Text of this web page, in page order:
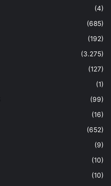
(4)
(685)
(192)
(3.275)
(127)
(1)
(99)
(16)
(652)
(9)
(10)
(10)